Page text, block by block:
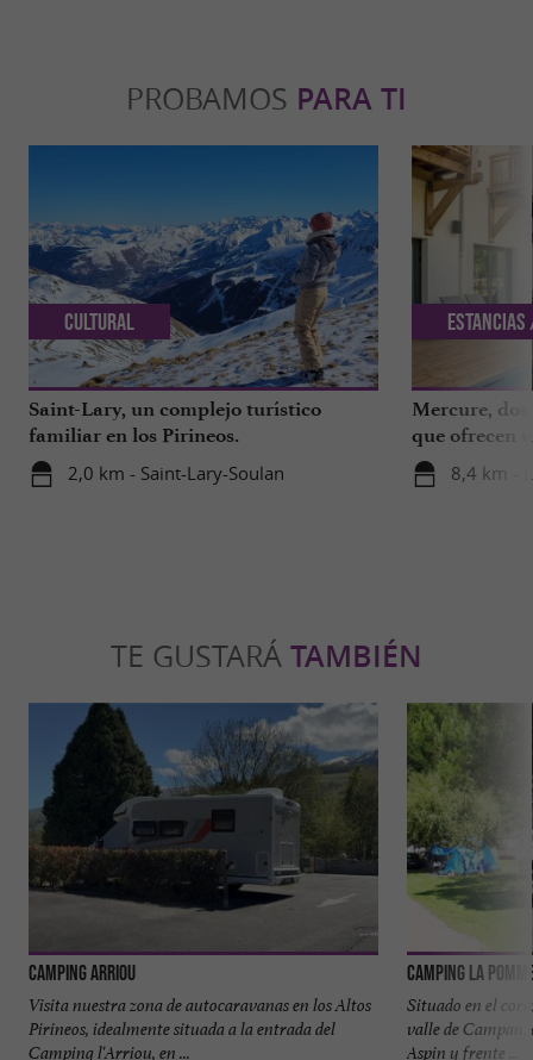
PROBAMOS PARA TI
Saint-Lary, un complejo turístico
familiar en los Pirineos.
2,0 km - Saint-Lary-Soulan
Cultural
Mercure,
que ofrecen
los Altos
8,4 km -
Estancias
TE GUSTARÁ TAMBIÉN
Camping Arriou
Visita nuestra zona de autocaravanas en los Altos
Pirineos, idealmente situada a la entrada del
Camping l'Arriou, en ...
Camping La
Situado en el
valle de
Aspin y frente ...